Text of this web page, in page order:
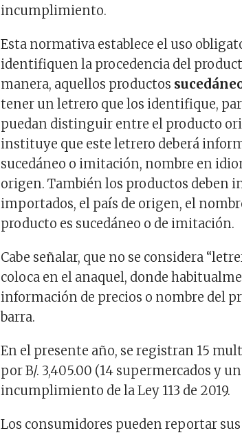
incumplimiento.
Esta normativa establece el uso
identifiquen la procedencia del
manera, aquellos productos
tener un letrero que los identifique,
puedan distinguir entre el producto
instituye que este letrero deberá
sucedáneo o imitación, nombre en
origen. También los productos deben
importados, el país de origen, el
producto es sucedáneo o de imitación.
Cabe señalar, que no se considera
coloca en el anaquel, donde
información de precios o nombre del
barra.
En el presente año, se registran 15
por B/. 3,405.00 (14 supermercados y
incumplimiento de la Ley 113 de 2019.​
Los consumidores pueden reportar